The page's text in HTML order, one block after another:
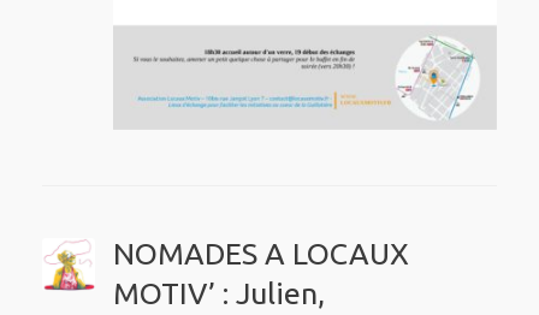
NOMADES A LOCAUX
MOTIV’ : Julien,